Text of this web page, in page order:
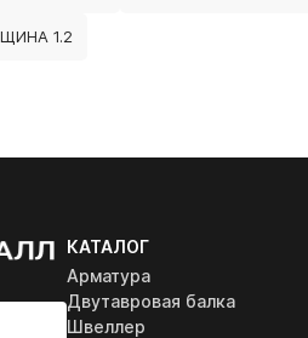
1.2
КАТАЛОГ
Арматура
Двутавровая балка
Швеллер